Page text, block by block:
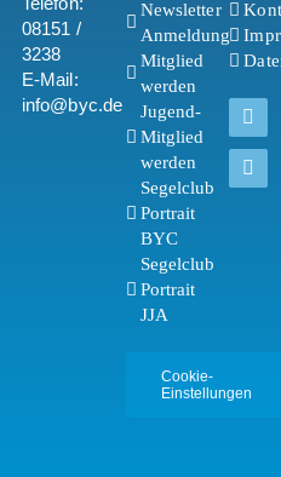
08151 /
3238
E-Mail:
info@byc.de
Newsletter
Anmeldung
Mitglied
werden
Jugend-
Mitglied
werden
Segelclub
Portrait
BYC
Segelclub
Portrait
JJA
Cookie-
Einstellungen